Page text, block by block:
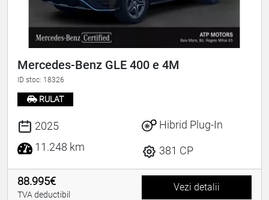
Mercedes-Benz GLE 400 e 4M
ID stoc: 18326
RULAT
2025
11.248 km
Hibrid Plug-In
381 CP
88.995€
TVA deductibil
Vezi detalii